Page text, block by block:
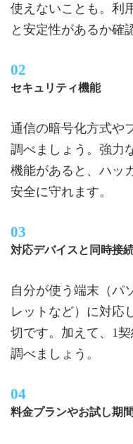
使えないことも。利
と安定性があるか確
セキュリティ機能
通信の暗号化方式や
調べましょう。強力
機能があると、ハッ
安全に守れます。
対応デバイスと同時接
自分が使う端末（パ
レットなど）に対応
切です。加えて、1
調べましょう。
料金プランやお試し期